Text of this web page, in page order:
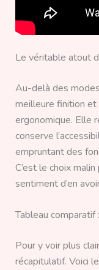
Le véritable atout
Au-delà des
meilleure finition et
ergonomique. Elle
conserve
empruntant des
C’est le choix
sentiment d’en
Tableau
Pour y voir plus
récapitulatif. Voici